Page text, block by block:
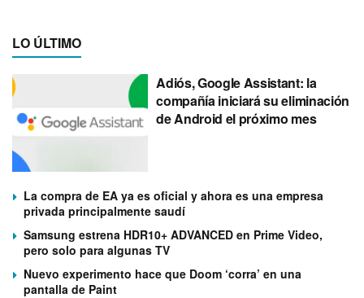
LO ÚLTIMO
Adiós, Google Assistant: la
compañía iniciará su eliminación
de Android el próximo mes
La compra de EA ya es oficial y ahora es una empresa
privada principalmente saudí
Samsung estrena HDR10+ ADVANCED en Prime Video,
pero solo para algunas TV
Nuevo experimento hace que Doom ‘corra’ en una
pantalla de Paint